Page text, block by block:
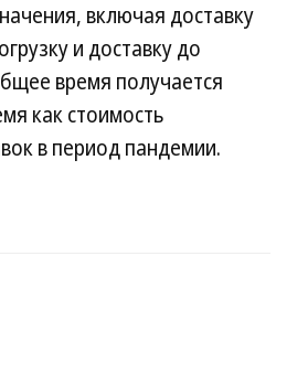
включая доставку
и доставку до
время получается
как стоимость
в период пандемии.